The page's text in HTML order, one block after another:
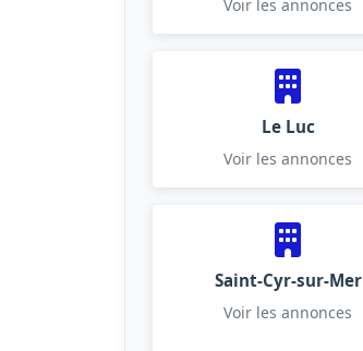
Voir les annonces
Le Luc
Voir les annonces
Saint-Cyr-sur-Mer
Voir les annonces